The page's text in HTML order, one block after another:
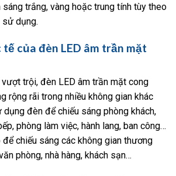
trắng, vàng hoặc trung tính tùy theo
sử dụng.
của đèn LED âm trần mặt
trội, đèn LED âm trần mặt cong
rộng rãi trong nhiều không gian khác
dụng đèn để chiếu sáng phòng khách,
phòng làm việc, hành lang, ban công…
chiếu sáng các không gian thương
phòng, nhà hàng, khách sạn…